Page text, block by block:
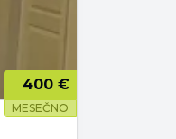
400 €
MESEČNO